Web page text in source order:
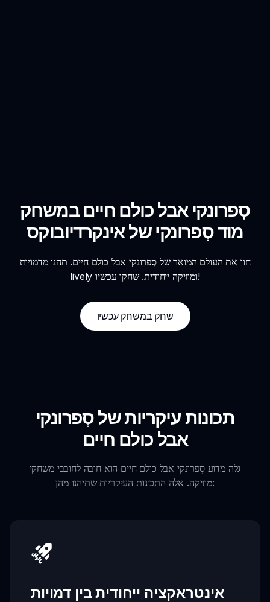
סְפרונקי אבל כולם חיים במשחק
מוד סְפרונקי של אינקרדיובוקס
חוו את העולם המואר של סְפרונקי אבל כולם חיים. תהנו מדמויות
lively ומוזיקה ייחודית. שחקו עכשיו!
שחק במשחק עכשיו
תכונות עיקריות של סְפרונקי
אבל כולם חיים
גלה מדוע סְפרונקי אבל כולם חיים הוא חובה לחובבי משחקי
מוזיקה. אלה התכונות העיקריות שתיהנו מהן:
אינטראקציה ייחודית בין דמויות